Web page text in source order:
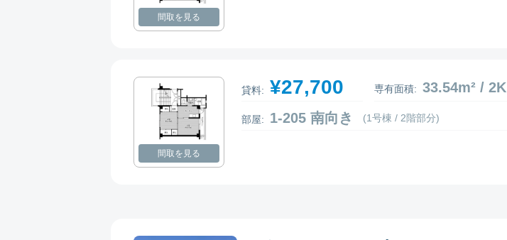
間取を見る
間取を見る
貸料: ¥27,700 専有面積: 33.54m² / 2K
部屋: 1-205 南向き (1号棟 / 2階部分)